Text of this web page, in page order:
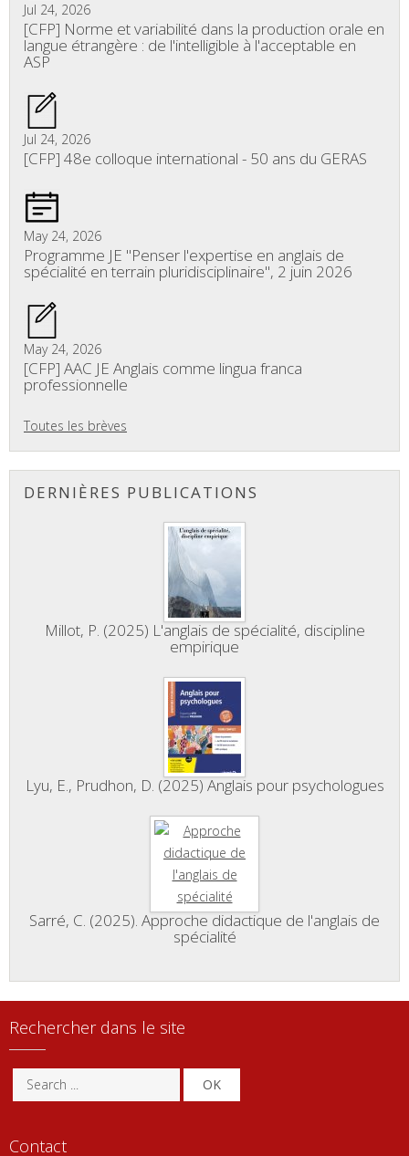
Jul 24, 2026
[CFP] Norme et variabilité dans la production orale en
langue étrangère : de l'intelligible à l'acceptable en
ASP
Jul 24, 2026
[CFP] 48e colloque international - 50 ans du GERAS
May 24, 2026
Programme JE "Penser l'expertise en anglais de
spécialité en terrain pluridisciplinaire", 2 juin 2026
May 24, 2026
[CFP] AAC JE Anglais comme lingua franca
professionnelle
Toutes les brèves
DERNIÈRES PUBLICATIONS
Millot, P. (2025) L'anglais de spécialité, discipline
empirique
Lyu, E., Prudhon, D. (2025) Anglais pour psychologues
Sarré, C. (2025). Approche didactique de l'anglais de
spécialité
Rechercher dans le site
OK
Contact